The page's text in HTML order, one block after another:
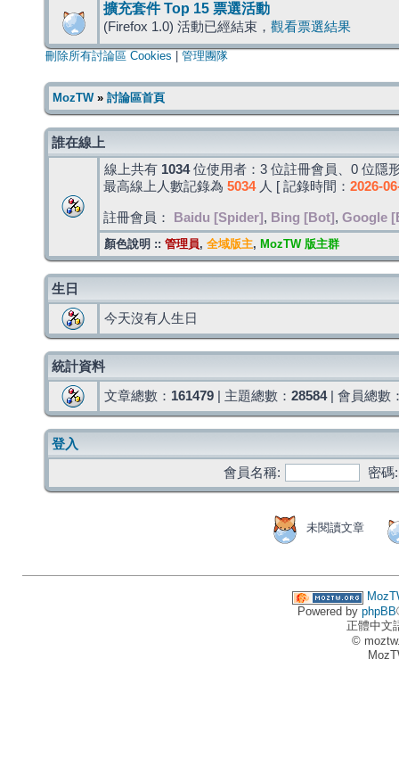
擴充套件 Top 15 票選活動
(Firefox 1.0) 活動已經結束， 觀看票選結果
刪除所有討論區 Cookies 管理團隊
MozTW» 討論區首頁
誰在線上
線上共有 1034位使用者：3 位註冊會員、0 位隱
最高線上人數記錄為 5034人 [ 記錄時間： 2026-
註冊會員： Baidu [Spider] , Bing [Bot] , Google
顏色說明 :: 管理員, 全域版主, MozTW 版主群
生日
今天沒有人生日
統計資料
文章總數： 161479 | 主題總數： 28584| 會員總數
登入
會員名稱:
密碼:
未閱讀文章
Powered by phpBB
正體中文
©